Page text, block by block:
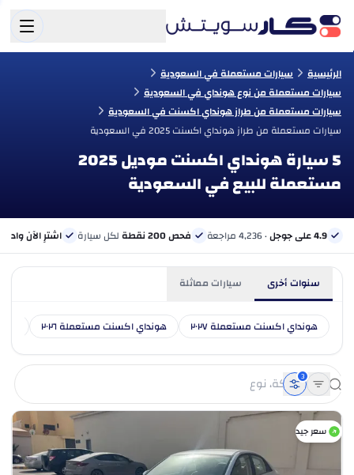
الرئيسية
سيارات مستعملة في السعودية
سيارات مستعملة من نوع هونداي في السعودية
سيارات مستعملة من طراز هونداي اكسنت في السعودية
سيارات مستعملة من طراز هونداي اكسنت 2025 في السعودية
5 سيارة هونداي اكسنت موديل 2025
مستعملة للبيع في السعودية
4.9 على جوجل · 4,236 مراجعة فحص 200 نقطة لكل سيارة اشترِ الآن
سنوات أخرى سيارات مماثلة
هونداي اكسنت مستعملة ٢٠٢٧ هونداي اكسنت مستعملة ٢٠٢٦
3
سعر جيد